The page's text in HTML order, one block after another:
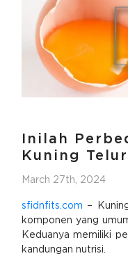
Inilah
Kuning
March 27th, 2024
sfidnfits.com –
komponen yang
Keduanya memiliki
kandungan nutrisi.